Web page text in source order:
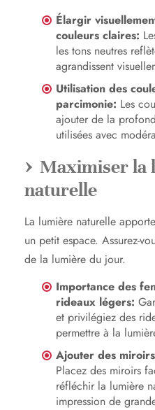
Élargir
couleurs claires:
les tons neutres
agrandissent
Utilisation des
parcimonie: Les
ajouter de la
utilisées avec
Maximiser la
naturelle
La lumière naturelle
un petit espace. Assurez-
de la lumière du jour.
Importance des
rideaux légers:
et privilégiez des
permettre à la
Ajouter des
Placez des miroirs
réfléchir la lumière
impression de